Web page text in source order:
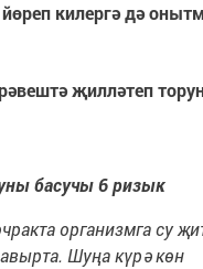
килергә дә
җилләтеп
басучы 6 ризык
организмга су
Шуңа күрә көн